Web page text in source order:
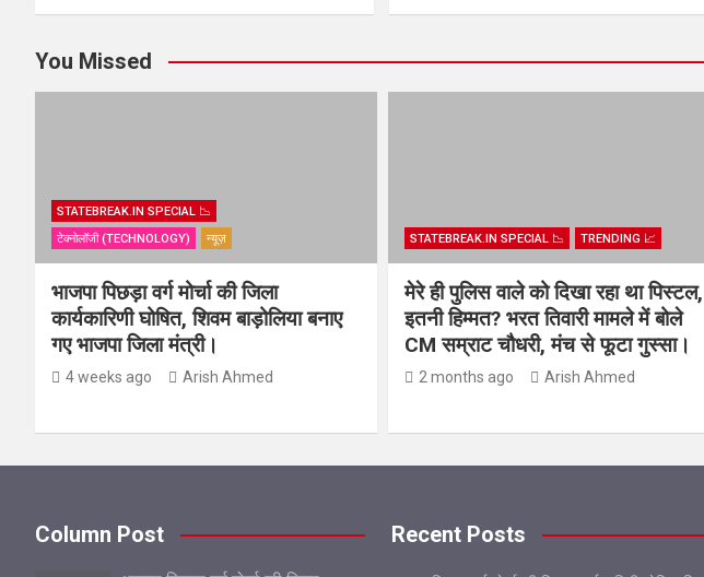
You Missed
STATEBREAK.IN SPECIAL 📉
टेक्नोलॉजी (TECHNOLOGY)
न्यूज़
भाजपा पिछड़ा वर्ग मोर्चा की जिला
कार्यकारिणी घोषित, शिवम बाड़ोलिया बनाए
गए भाजपा जिला मंत्री।
4 weeks ago Arish Ahmed
STATEBREAK.IN SPECIAL 📉 TRENDING 📈
मेरे ही पुलिस वाले को दिखा रहा था पिस्टल,
इतनी हिम्मत? भरत तिवारी मामले में बोले
CM सम्राट चौधरी, मंच से फूटा गुस्सा।
2 months ago Arish Ahmed
Column Post Recent Posts